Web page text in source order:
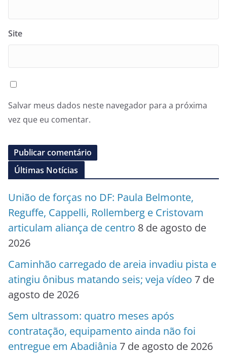
Site
Salvar meus dados neste navegador para a próxima
vez que eu comentar.
Últimas Notícias
União de forças no DF: Paula Belmonte,
Reguffe, Cappelli, Rollemberg e Cristovam
articulam aliança de centro 8 de agosto de
2026
Caminhão carregado de areia invadiu pista e
atingiu ônibus matando seis; veja vídeo 7 de
agosto de 2026
Sem ultrassom: quatro meses após
contratação, equipamento ainda não foi
entregue em Abadiânia 7 de agosto de 2026